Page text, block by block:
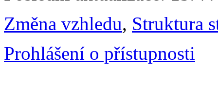
Změna vzhledu, Struktura
Prohlášení o přístupnosti